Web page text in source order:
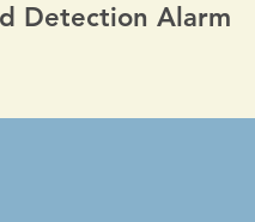
Detection Alarm